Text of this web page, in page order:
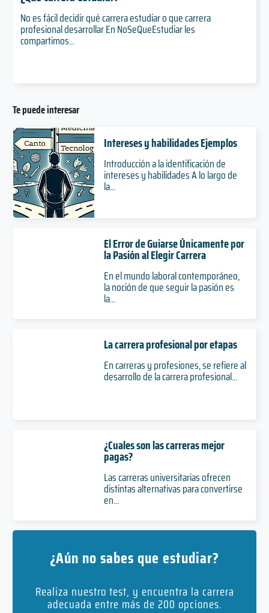
No es fácil decidir qué carrera estudiar o que carrera
profesional desarrollar En NoSeQueEstudiar les
compartimos...
Te puede interesar
Intereses y habilidades Ejemplos
Introducción a la identificación de
intereses y habilidades A lo largo de
la...
El Error de Guiarse Únicamente por
la Pasión al Elegir Carrera
En el mundo laboral contemporáneo,
la noción de que seguir la pasión es
la...
La carrera profesional por etapas
En carreras y profesiones, se refiere al
desarrollo de la carrera profesional...
¿Cuales son las carreras mejor
pagas?
Las carreras universitarias ofrecen
distintas alternativas para convertirse
en...
¿Aún no sabes que estudiar?
Realiza nuestro test, y encuentra la carrera
adecuada entre más de 200 opciones.